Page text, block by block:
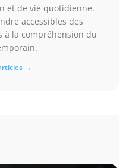
et de vie quotidienne.
accessibles des
à la compréhension du
→